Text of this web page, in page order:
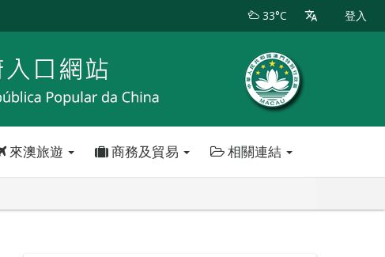
33°C 登入
來澳旅遊 商務及貿易 相關連結